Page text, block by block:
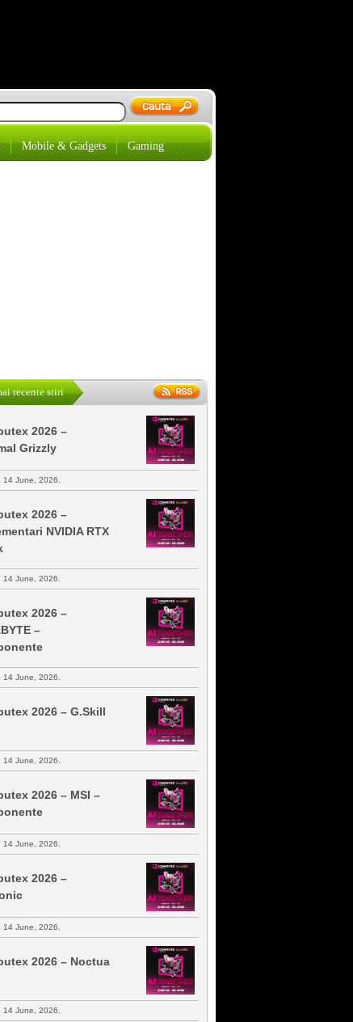
Mobile & Gadgets Gaming
recente stiri
2026 –
Grizzly
14 June, 2026.
2026 –
NVIDIA RTX
14 June, 2026.
2026 –
–
14 June, 2026.
2026 – G.Skill
14 June, 2026.
2026 – MSI –
14 June, 2026.
2026 –
14 June, 2026.
2026 – Noctua
14 June, 2026.